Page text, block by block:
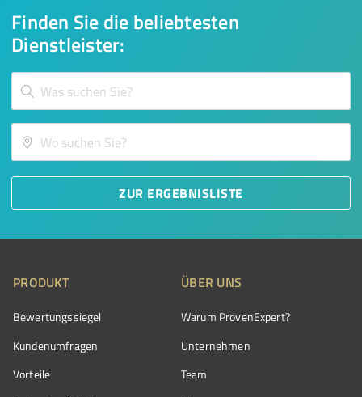
Finden Sie die beliebtesten
Dienstleister:
ZUR ERGEBNISLISTE
PRODUKT
Bewertungssiegel
Kundenumfragen
Vorteile
ÜBER UNS
Warum ProvenExpert?
Unternehmen
Team